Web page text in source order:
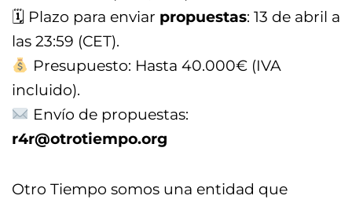
🗓 Plazo para enviar propuestas: 13 de abril a
las 23:59 (CET).
Presupuesto: Hasta 40.000€ (IVA
incluido).
Envío de propuestas:
r4r@otrotiempo.org
Otro Tiempo somos una entidad que